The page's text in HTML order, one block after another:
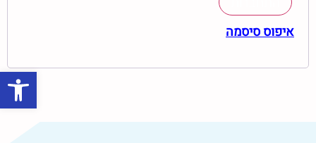
פתח סרגל נגישות
איפוס סיסמה